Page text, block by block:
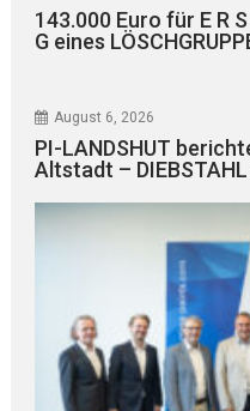
143.000 Euro für E R
G eines
August 6, 2026
PI-LANDSHUT
Altstadt –